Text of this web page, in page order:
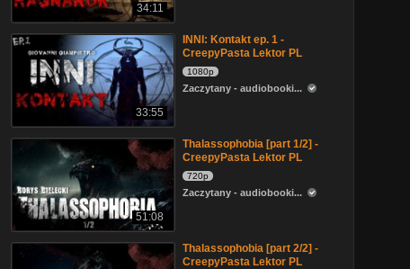
34:11
33:55
INNI: Kontakt ep. 1 -
CreepyPasta Lektor PL
1080p
Zaczytany - audiobooki...
51:08
Thalassophobia [part 1/2] -
CreepyPasta Lektor PL
720p
Zaczytany - audiobooki...
Thalassophobia [part 2/2] -
CreepyPasta Lektor PL